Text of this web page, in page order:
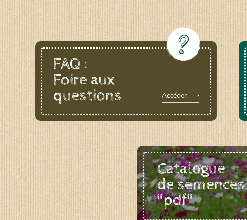
FAQ :
Foire aux
questions
Accéder
Catalogue
de semences
"pdf"